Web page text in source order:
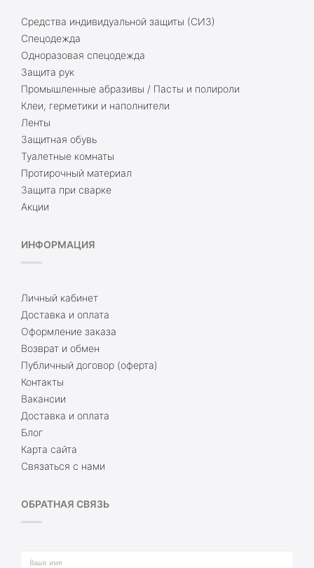
Средства индивидуальной защиты (СИЗ)
Спецодежда
Одноразовая спецодежда
Защита рук
Промышленные абразивы / Пасты и полироли
Клеи, герметики и наполнители
Ленты
Защитная обувь
Туалетные комнаты
Протирочный материал
Защита при сварке
Акции
ИНФОРМАЦИЯ
Личный кабинет
Доставка и оплата
Оформление заказа
Возврат и обмен
Публичный договор (оферта)
Контакты
Вакансии
Доставка и оплата
Блог
Карта сайта
Связаться с нами
ОБРАТНАЯ СВЯЗЬ